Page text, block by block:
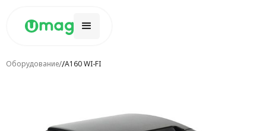
Оборудование//A160 WI-FI